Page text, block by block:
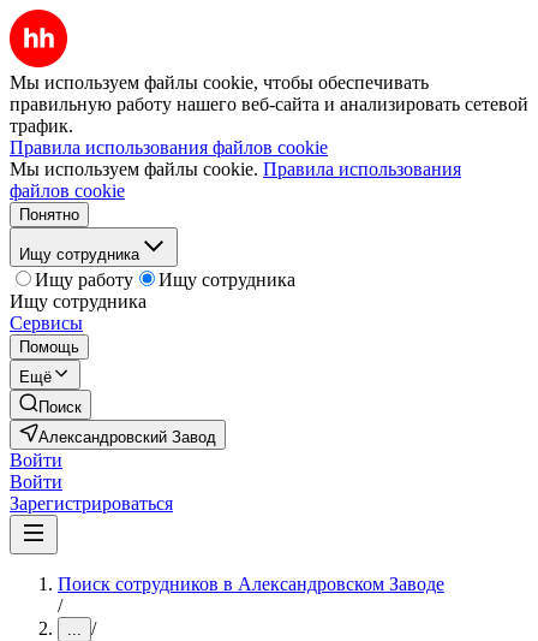
Мы используем файлы cookie, чтобы обеспечивать
правильную работу нашего веб-сайта и анализировать сетевой
трафик.
Правила использования файлов cookie
Мы используем файлы cookie. Правила использования
файлов cookie
Понятно
Ищу сотрудника
Ищу работу
Ищу сотрудника
Ищу сотрудника
Сервисы
Помощь
Ещё
Поиск
Александровский Завод
Войти
Войти
Зарегистрироваться
Поиск сотрудников в Александровском Заводе
/
... /